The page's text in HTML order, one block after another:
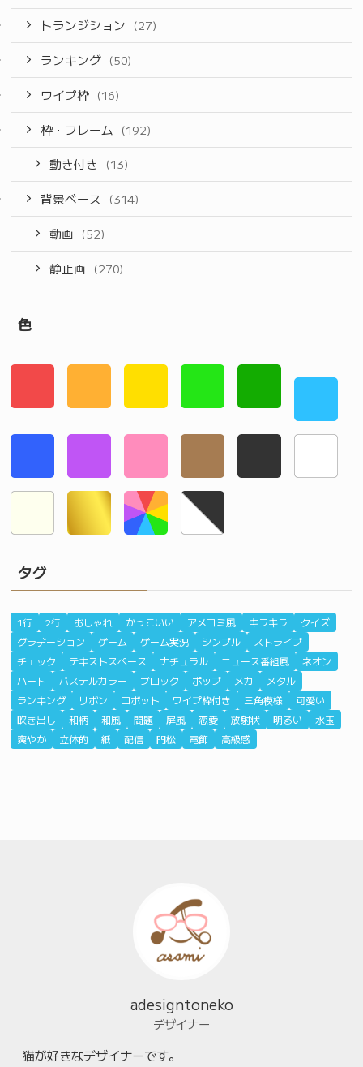
トランジション (27)
ランキング (50)
ワイプ枠 (16)
枠・フレーム (192)
動き付き (13)
背景ベース (314)
動画 (52)
静止画 (270)
色
タグ
1行 2行 おしゃれ かっこいい アメコミ風 キラキラ
クイズ
グラデーション
ゲーム ゲーム実況 シンプル
ストライプ
チェック
テキストスペース ナチュラル ニュース番組風
ネオン
ハート
パステルカラー ブロック ポップ メカ
メタル
ランキング
リボン ロボット ワイプ枠付き 三角模様
可愛い
吹き出し
和柄 和風 問題 屏風 恋愛 放射状 明るい
水玉
爽やか
立体的 紙 配信 門松 電飾 高級感
adesigntoneko
デザイナー
猫が好きなデザイナーです。